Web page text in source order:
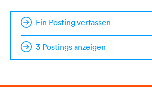
Ein Posting verfassen
3 Postings anzeigen